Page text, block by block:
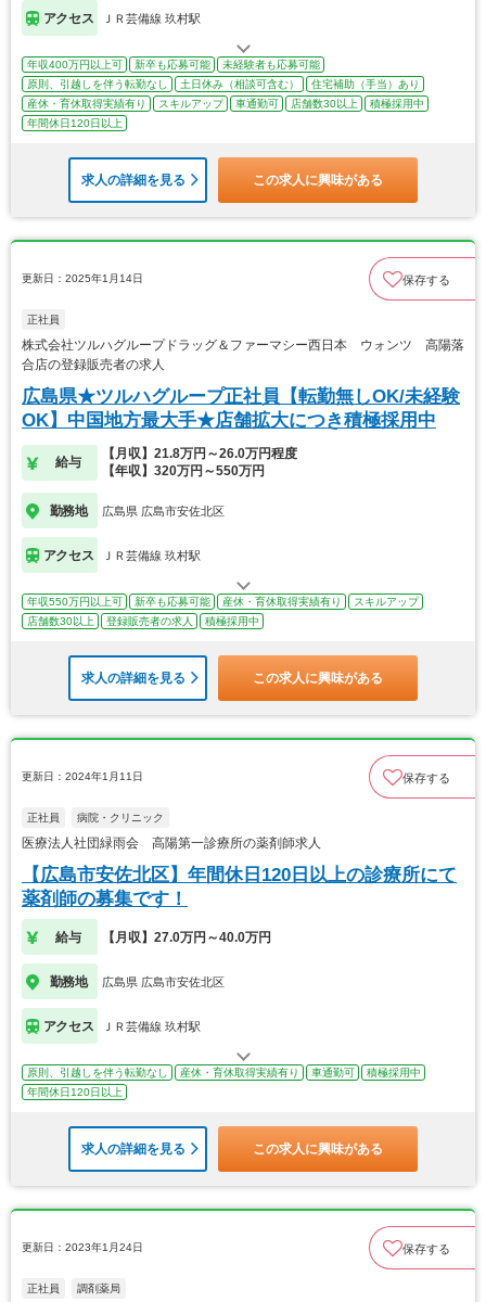
アクセス ＪＲ芸備線 玖村駅
年収400万円以上可 新卒も応募可能
未経験者も応募可能
原則、引越しを伴う転勤なし
土日休み（相談可含む）
住宅補助（手当）あり
産休・育休取得実績有り
スキルアップ 車通勤可 店舗数30以上
積極採用中
年間休日120日以上
求人の詳細を見る この求人に興味がある
更新日：2025年1月14日 保存する
正社員
株式会社ツルハグループドラッグ＆ファーマシー西日本 ウォンツ 高陽落
合店の登録販売者の求人
広島県★ツルハグループ正社員【転勤無しOK/未経験
OK】中国地方最大手★店舗拡大につき積極採用中
給与
【月収】21.8万円～26.0万円程度
【年収】320万円～550万円
勤務地 広島県 広島市安佐北区
アクセス ＪＲ芸備線 玖村駅
年収550万円以上可 新卒も応募可能 産休・育休取得実績有り
スキルアップ
店舗数30以上
登録販売者の求人 積極採用中
求人の詳細を見る この求人に興味がある
更新日：2024年1月11日 保存する
正社員 病院・クリニック
医療法人社団緑雨会 高陽第一診療所の薬剤師求人
【広島市安佐北区】年間休日120日以上の診療所にて
薬剤師の募集です！
給与 【月収】27.0万円～40.0万円
勤務地 広島県 広島市安佐北区
アクセス ＪＲ芸備線 玖村駅
原則、引越しを伴う転勤なし 産休・育休取得実績有り 車通勤可
積極採用中
年間休日120日以上
求人の詳細を見る この求人に興味がある
更新日：2023年1月24日 保存する
正社員 調剤薬局